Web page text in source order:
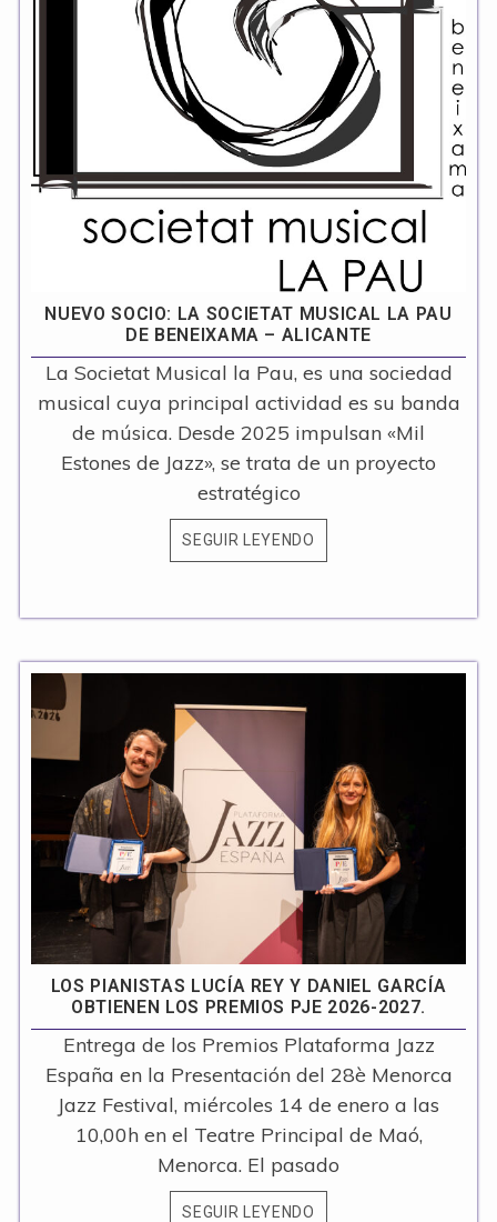
NUEVO SOCIO: LA SOCIETAT MUSICAL LA PAU
DE BENEIXAMA – ALICANTE
La Societat Musical la Pau, es una sociedad
musical cuya principal actividad es su banda
de música. Desde 2025 impulsan «Mil
Estones de Jazz», se trata de un proyecto
estratégico
SEGUIR LEYENDO
LOS PIANISTAS LUCÍA REY Y DANIEL GARCÍA
OBTIENEN LOS PREMIOS PJE 2026-2027.
Entrega de los Premios Plataforma Jazz
España en la Presentación del 28è Menorca
Jazz Festival, miércoles 14 de enero a las
10,00h en el Teatre Principal de Maó,
Menorca. El pasado
SEGUIR LEYENDO